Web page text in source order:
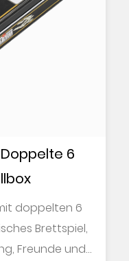
6
doppelten 6
Brettspiel,
Freunde und